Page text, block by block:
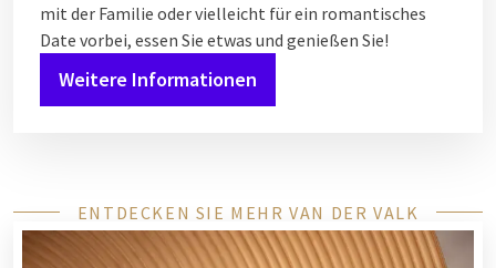
mit der Familie oder vielleicht für ein romantisches
Date vorbei, essen Sie etwas und genießen Sie!
Weitere Informationen
ENTDECKEN SIE MEHR VAN DER VALK